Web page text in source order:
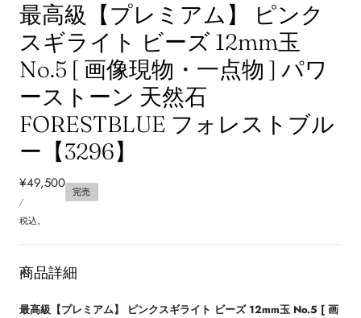
最高級【プレミアム】 ピンク
スギライト ビーズ 12mm玉
No.5 [ 画像現物・一点物 ] パワ
ーストーン 天然石
FORESTBLUE フォレストブル
ー【3296】
通
常
価
¥49,500
単
価/あ
り
完売
税込。
商品詳細
最高級【プレミアム】 ピンクスギライト ビーズ 12mm玉 No.5 [ 画